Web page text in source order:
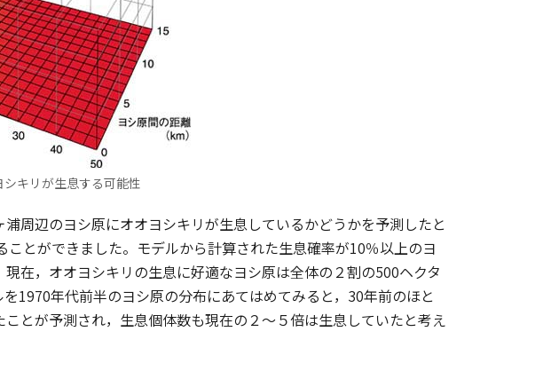
キリが生息する可能性
周辺のヨシ原にオオヨシキリが生息しているかどうかを予測したと
とができました。モデルから計算された生息確率が10％以上のヨ
在，オオヨシキリの生息に好適なヨシ原は全体の２割の500ヘクタ
1970年代前半のヨシ原の分布にあてはめてみると，30年前のほと
とが予測され，生息個体数も現在の２～５倍は生息していたと考え